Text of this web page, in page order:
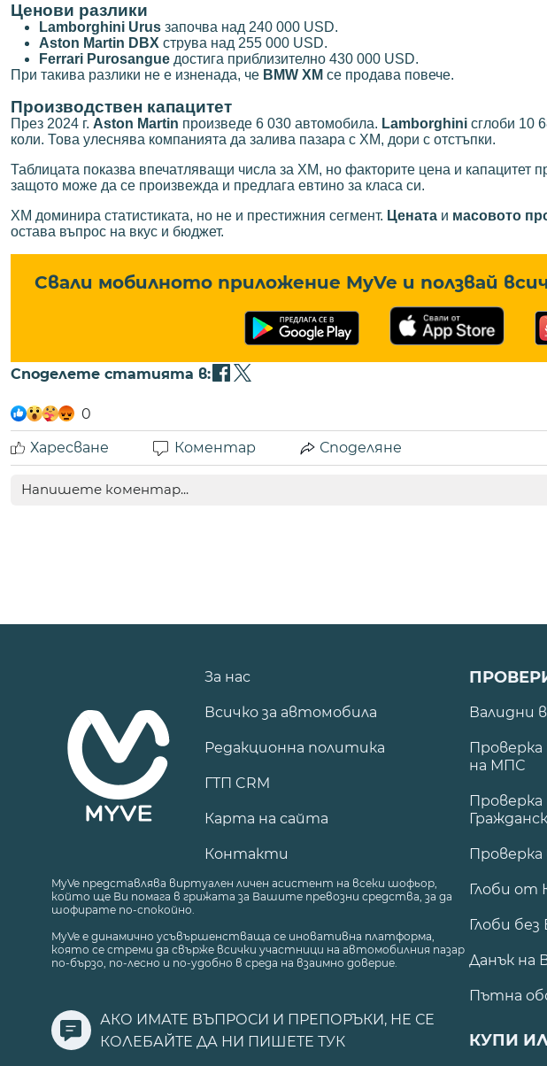
Ценови разлики
Lamborghini Urus започва над 240 000 USD.
Aston Martin DBX струва над 255 000 USD.
Ferrari Purosangue достига приблизително 430 000 USD.
При такива разлики не е изненада, че BMW XM се продава повече.
Производствен капацитет
През 2024 г. Aston Martin произведе 6 030 автомобила. Lamborghini сглоби 10
коли. Това улеснява компанията да залива пазара с XM, дори с отстъпки.
Таблицата показва впечатляващи числа за XM, но факторите цена и капацитет
защото може да се произвежда и предлага евтино за класа си.
XM доминира статистиката, но не и престижния сегмент. Цената и масовото
остава въпрос на вкус и бюджет.
Свали мобилното приложение MyVe и ползвай
Споделете статията в:
0
Харесване
Коментар Споделяне
За нас
Всичко за автомобила
Редакционна политика
ГТП CRM
Карта на сайта
Контакти
MyVe представлява виртуален личен асистент на всеки шофьор,
който ще Ви помага в грижата за Вашите превозни средства, за да
шофирате по-спокойно.
MyVe е динамично усъвършенстваща се иновативна платформа,
която се стреми да свърже всички участници на автомобилния пазар
по-бързо, по-лесно и по-удобно в среда на взаимно доверие.
АКО ИМАТЕ ВЪПРОСИ И ПРЕПОРЪКИ, НЕ СЕ
КОЛЕБАЙТЕ ДА НИ ПИШЕТЕ ТУК
Валидни
на МПС
Проверка
Глоби от
Глоби
Данък на
Пътна
КУПИ